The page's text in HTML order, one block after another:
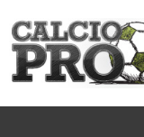
contenuto